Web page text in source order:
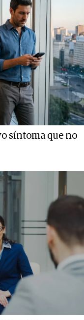
síntoma que no